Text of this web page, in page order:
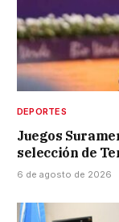
DEPORTES
Juegos
selección de
6 de agosto de 2026